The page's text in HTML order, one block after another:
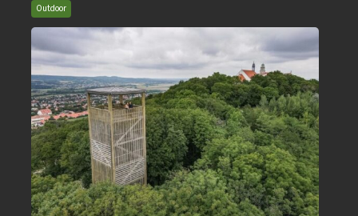
turistaútjai
bejegyzéshez
Outdoor